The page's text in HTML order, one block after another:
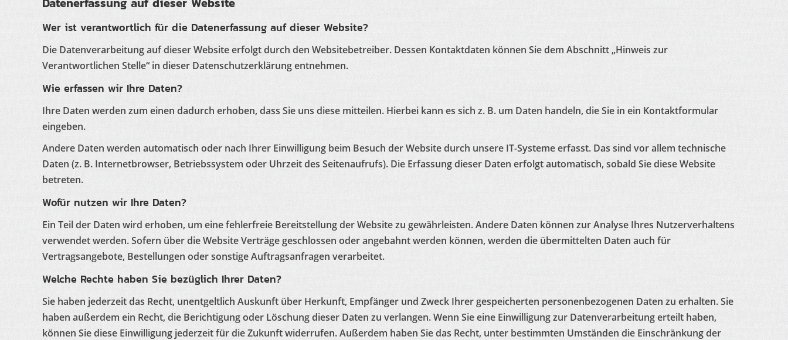
Wer ist verantwortlich für die Datenerfassung auf dieser Website?
Die Datenverarbeitung auf dieser Website erfolgt durch den Websitebetreiber. Dessen Kontaktdaten können Sie dem Abschnitt „Hinweis zur
Verantwortlichen Stelle“ in dieser Datenschutzerklärung entnehmen.
Wie erfassen wir Ihre Daten?
Ihre Daten werden zum einen dadurch erhoben, dass Sie uns diese mitteilen. Hierbei kann es sich z. B. um Daten handeln, die Sie in ein Kontaktformular
eingeben.
Andere Daten werden automatisch oder nach Ihrer Einwilligung beim Besuch der Website durch unsere IT-Systeme erfasst. Das sind vor allem technische
Daten (z. B. Internetbrowser, Betriebssystem oder Uhrzeit des Seitenaufrufs). Die Erfassung dieser Daten erfolgt automatisch, sobald Sie diese Website
betreten.
Wofür nutzen wir Ihre Daten?
Ein Teil der Daten wird erhoben, um eine fehlerfreie Bereitstellung der Website zu gewährleisten. Andere Daten können zur Analyse Ihres Nutzerverhaltens
verwendet werden. Sofern über die Website Verträge geschlossen oder angebahnt werden können, werden die übermittelten Daten auch für
Vertragsangebote, Bestellungen oder sonstige Auftragsanfragen verarbeitet.
Welche Rechte haben Sie bezüglich Ihrer Daten?
Sie haben jederzeit das Recht, unentgeltlich Auskunft über Herkunft, Empfänger und Zweck Ihrer gespeicherten personenbezogenen Daten zu erhalten. Sie
haben außerdem ein Recht, die Berichtigung oder Löschung dieser Daten zu verlangen. Wenn Sie eine Einwilligung zur Datenverarbeitung erteilt haben,
können Sie diese Einwilligung jederzeit für die Zukunft widerrufen. Außerdem haben Sie das Recht, unter bestimmten Umständen die Einschränkung der